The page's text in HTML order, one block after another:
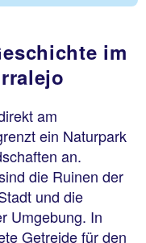
im
am
ein Naturpark
an.
die Ruinen der
und die
Umgebung. In
Getreide für den